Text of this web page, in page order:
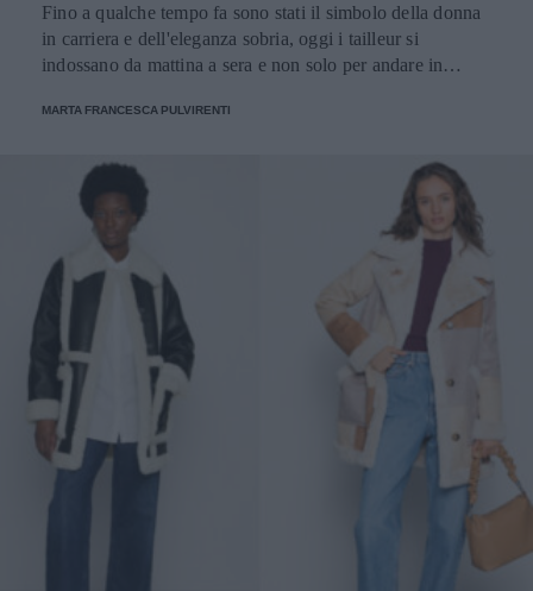
Fino a qualche tempo fa sono stati il simbolo della donna
in carriera e dell'eleganza sobria, oggi i tailleur si
indossano da mattina a sera e non solo per andare in
MARTA FRANCESCA PULVIRENTI